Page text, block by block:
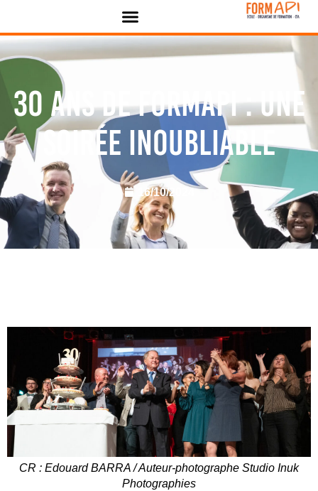
30 ans de FORMAPI : une
soirée inoubliable
16/10/2024
CR : Edouard BARRA / Auteur-photographe Studio Inuk
Photographies
Panneau de gestion des cookies